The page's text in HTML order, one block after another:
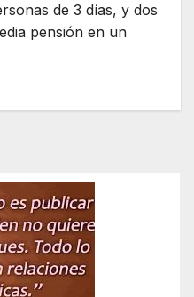
de 3 días, y dos
pensión en un